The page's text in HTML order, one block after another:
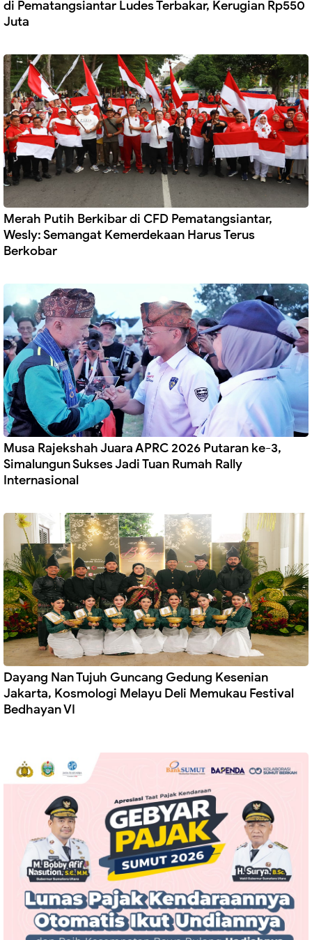
di Pematangsiantar Ludes Terbakar, Kerugian Rp550
Juta
Merah Putih Berkibar di CFD Pematangsiantar,
Wesly: Semangat Kemerdekaan Harus Terus
Berkobar
Musa Rajekshah Juara APRC 2026 Putaran ke-3,
Simalungun Sukses Jadi Tuan Rumah Rally
Internasional
Dayang Nan Tujuh Guncang Gedung Kesenian
Jakarta, Kosmologi Melayu Deli Memukau Festival
Bedhayan VI